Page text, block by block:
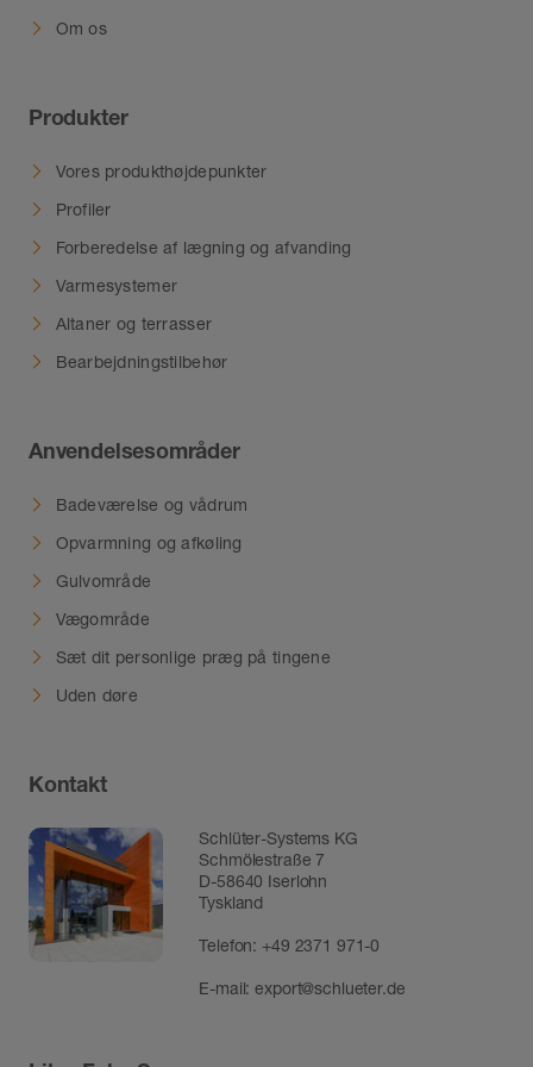
Om os
Produkter
Vores produkthøjdepunkter
Profiler
Forberedelse af lægning og afvanding
Varmesystemer
Altaner og terrasser
Bearbejdningstilbehør
Anvendelsesområder
Badeværelse og vådrum
Opvarmning og afkøling
Gulvområde
Vægområde
Sæt dit personlige præg på tingene
Uden døre
Kontakt
Schlüter-Systems KG
Schmölestraße 7
D-58640 Iserlohn
Tyskland
Telefon:+49 2371 971-0
E-mail:export@schlueter.de